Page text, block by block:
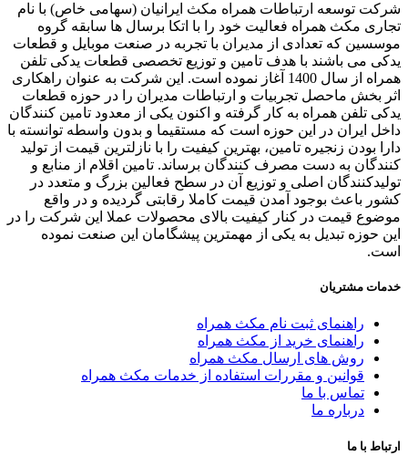
توسعه ارتباطات همراه مکث ایرانیان (سهامی خاص) با نام
مکث همراه فعالیت خود را با اتکا برسال ها سابقه گروه
که تعدادی از مدیران با تجربه در صنعت موبایل و قطعات
می باشند با هدف تامین و توزیع تخصصی قطعات یدکی تلفن
همراه از سال 1400 آغاز نموده است. این شرکت به عنوان راهکاری
بخش ماحصل تجربیات و ارتباطات مدیران را در حوزه قطعات
تلفن همراه به کار گرفته و اکنون یکی از معدود تامین کنندگان
ایران در این حوزه است که مستقیما و بدون واسطه توانسته با
بودن زنجیره تامین، بهترین کیفیت را با نازلترین قیمت از تولید
به دست مصرف کنندگان برساند. تامین اقلام از منابع و
اصلی و توزیع آن در سطح فعالین بزرگ و متعدد در
باعث بوجود آمدن قیمت کاملا رقابتی گردیده و در واقع
قیمت در کنار کیفیت بالای محصولات عملا این شرکت را در
حوزه تبدیل به یکی از مهمترین پیشگامان این صنعت نموده
مشتریان
راهنمای ثبت نام مکث همراه
راهنمای خرید از مکث همراه
روش های ارسال مکث همراه
قوانین و مقررات استفاده از خدمات مکث همراه
تماس با ما
درباره ما
با ما